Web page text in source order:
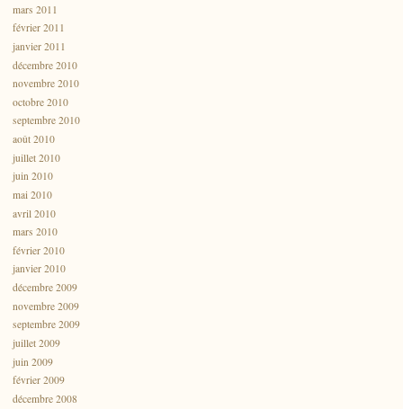
mars 2011
février 2011
janvier 2011
décembre 2010
novembre 2010
octobre 2010
septembre 2010
août 2010
juillet 2010
juin 2010
mai 2010
avril 2010
mars 2010
février 2010
janvier 2010
décembre 2009
novembre 2009
septembre 2009
juillet 2009
juin 2009
février 2009
décembre 2008